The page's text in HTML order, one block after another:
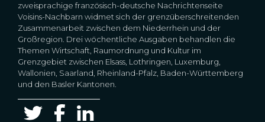
zweisprachige französisch-deutsche Nachrichtenseite
Voisins-Nachbarn widmet sich der grenzüberschreitenden
Zusammenarbeit zwischen dem Niederrhein und der
Großregion. Drei wöchentliche Ausgaben behandlen die
Themen Wirtschaft, Raumordnung und Kultur im
Grenzgebiet zwischen Elsass, Lothringen, Luxemburg,
Wallonien, Saarland, Rheinland-Pfalz, Baden-Württemberg
und den Basler Kantonen.